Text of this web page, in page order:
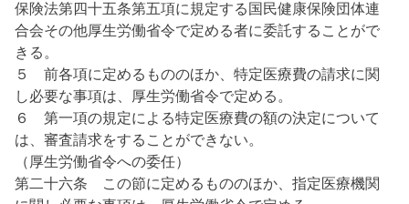
保険法第四十五条第五項に規定する国民健康保険団体連
合会その他厚生労働省令で定める者に委託することがで
きる。
５ 前各項に定めるもののほか、特定医療費の請求に関
し必要な事項は、厚生労働省令で定める。
６ 第一項の規定による特定医療費の額の決定について
は、審査請求をすることができない。
（厚生労働省令への委任）
第二十六条 この節に定めるもののほか、指定医療機関